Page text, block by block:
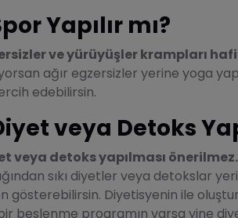
Yapılır mı?
ve yürüyüşler krampları
ağır egzersizler yerine yoga
edebilirsin.
veya Detoks
veya detoks yapılması önerilmez.
sıkı diyetler veya detokslar
gösterebilirsin. Diyetisyenin ile
beslenme programın varsa yine